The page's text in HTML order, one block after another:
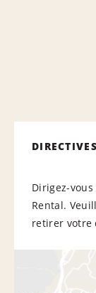
Dirigez-
Rental.
retirer votre